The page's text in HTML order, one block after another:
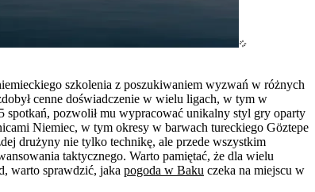
szkolenia z poszukiwaniem wyzwań w różnych
cenne doświadczenie w wielu ligach, w tym w
spotkań, pozwolił mu wypracować unikalny styl gry oparty
Niemiec, w tym okresy w barwach tureckiego Göztepe
drużyny nie tylko technikę, ale przede wszystkim
taktycznego. Warto pamiętać, że dla wielu
warto sprawdzić, jaka pogoda w Baku czeka na miejscu w